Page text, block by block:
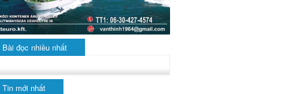
Bài đọc nhiều nhất
Tin mới nhất